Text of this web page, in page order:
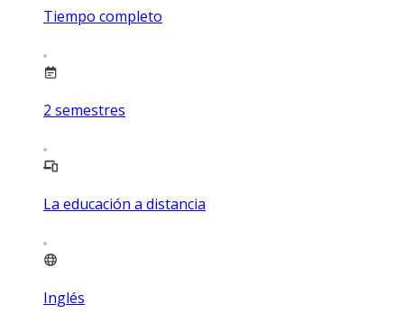
Tiempo completo
2 semestres
La educación a distancia
Inglés